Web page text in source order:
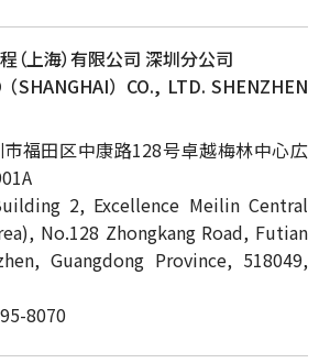
（上海）有限公司 深圳分公司
SHANGHAI） CO., LTD. SHENZHEN
福田区中康路128号卓越梅林中心広
2, Excellence Meilin Central
No.128 Zhongkang Road, Futian
Guangdong Province, 518049,
8070